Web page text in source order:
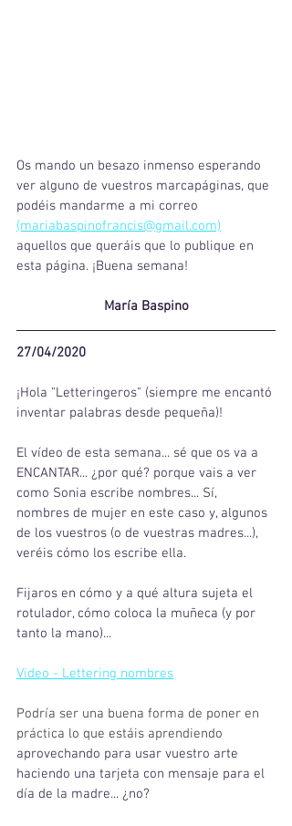
Os mando un besazo inmenso esperando
ver alguno de vuestros marcapáginas, que
podéis mandarme a mi correo
(mariabaspinofrancis@gmail.com)
aquellos que queráis que lo publique en
esta página. ¡Buena semana!
María Baspino
27/04/2020
¡Hola "Letteringeros" (siempre me encantó
inventar palabras desde pequeña)!
El vídeo de esta semana... sé que os va a
ENCANTAR... ¿por qué? porque vais a ver
como Sonia escribe nombres... Sí,
nombres de mujer en este caso y, algunos
de los vuestros (o de vuestras madres...),
veréis cómo los escribe ella.
Fijaros en cómo y a qué altura sujeta el
rotulador, cómo coloca la muñeca (y por
tanto la mano)...
Video - Lettering nombres
Podría ser una buena forma de poner en
práctica lo que estáis aprendiendo
aprovechando para usar vuestro arte
haciendo una tarjeta con mensaje para el
día de la madre... ¿no?